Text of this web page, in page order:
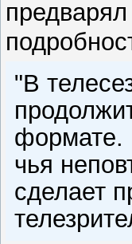
"В
формате.
чья
сделает